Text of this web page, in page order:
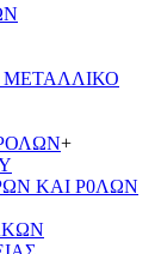
ΜΕΤΑΛΛΙΚΟ
+
ΚΑΙ Ρ0ΛΩΝ